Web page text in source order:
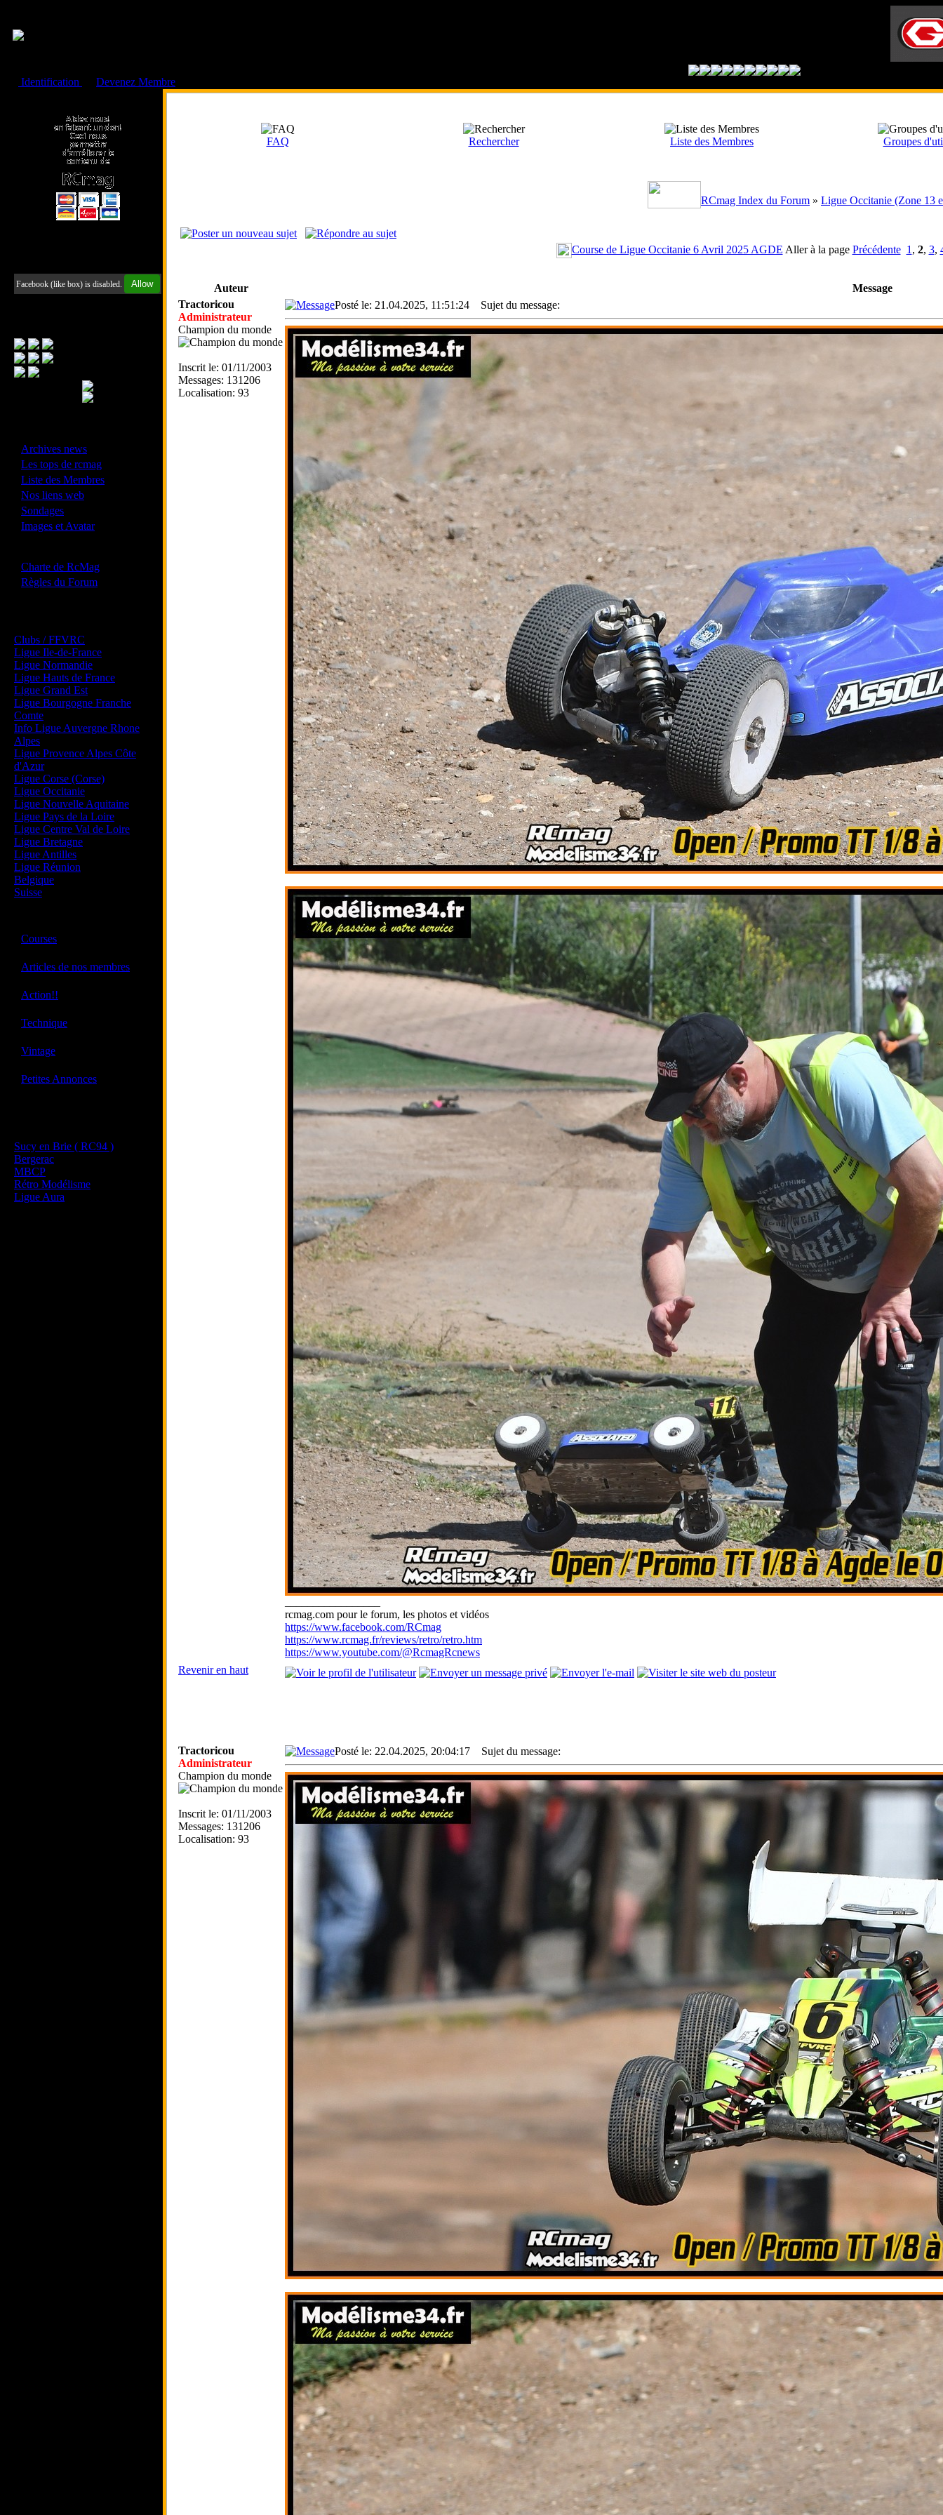
Identification
Devenez Membre
Facebook (like box) is disabled. Allow
Archives news
Les tops de rcmag
Liste des Membres
Nos liens web
Sondages
Images et Avatar
Charte de RcMag
Règles du Forum
Clubs / FFVRC
Ligue Ile-de-France
Ligue Normandie
Ligue Hauts de France
Ligue Grand Est
Ligue Bourgogne Franche
Comte
Info Ligue Auvergne Rhone
Alpes
Ligue Provence Alpes Côte
d'Azur
Ligue Corse (Corse)
Ligue Occitanie
Ligue Nouvelle Aquitaine
Ligue Pays de la Loire
Ligue Centre Val de Loire
Ligue Bretagne
Ligue Antilles
Ligue Réunion
Belgique
Suisse
Courses
Articles de nos membres
Action!!
Technique
Vintage
Petites Annonces
Sucy en Brie ( RC94 )
Bergerac
MBCP
Rétro Modélisme
Ligue Aura
FAQ Rechercher Liste des Membres Groupes
RCmag Index du Forum » Ligue Occitanie (Zone 13
Course de Ligue Occitanie 6 Avril 2025 AGDE Aller à la page Précédente 1 , 2, 3,
Auteur
Message
Tractoricou
Administrateur
Champion du monde
Inscrit le: 01/11/2003
Messages: 131206
Localisation: 93
Posté le: 21.04.2025, 11:51:24 Sujet du message:
rcmag.com pour le forum, les photos et vidéos
https://www.facebook.com/RCmag
https://www.rcmag.fr/reviews/retro/retro.htm
https://www.youtube.com/@RcmagRcnews
Revenir en haut
Tractoricou
Administrateur
Champion du monde
Inscrit le: 01/11/2003
Messages: 131206
Localisation: 93
Posté le: 22.04.2025, 20:04:17 Sujet du message: